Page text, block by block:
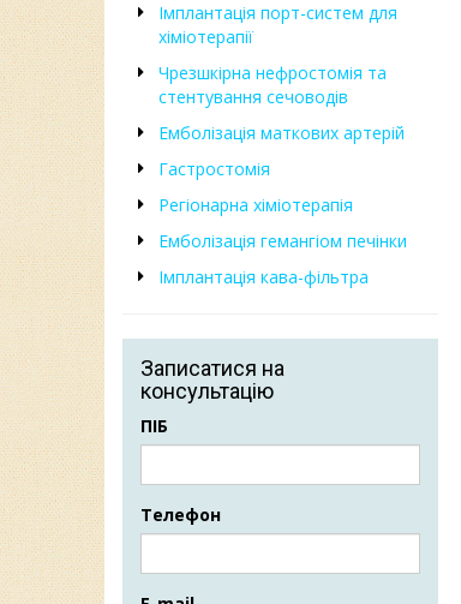
Імплантація порт-систем для
хіміотерапії
Чрезшкірна нефростомія та
стентування сечоводів
Емболізація маткових артерій
Гастростомія
Регіонарна хіміотерапія
Емболізація гемангіом печінки
Імплантація кава-фільтра
Записатися на
консультацію
ПІБ
Телефон